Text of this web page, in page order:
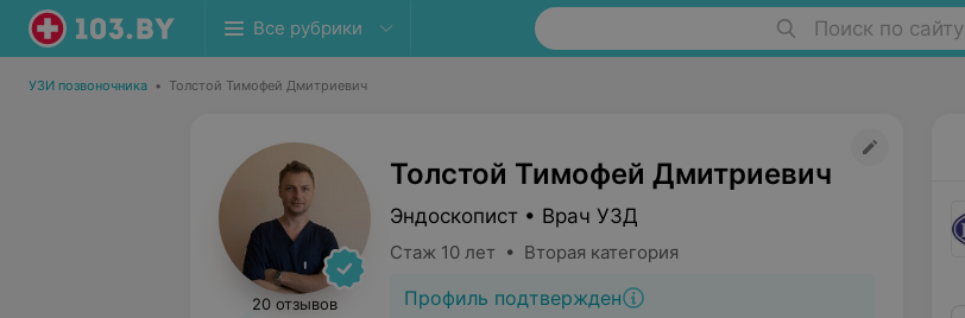
Все рубрики Поиск по сайту
УЗИ позвоночника • Толстой Тимофей Дмитриевич
20 отзывов
Толстой Тимофей Дмитриевич
Эндоскопист • Врач УЗД
Стаж 10 лет • Вторая категория
Профиль подтвержден